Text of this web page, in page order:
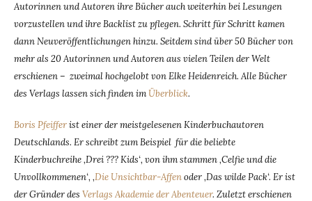
Autorinnen und Autoren ihre Bücher auch weiterhin bei Lesungen
vorzustellen und ihre Backlist zu pflegen. Schritt für Schritt kamen
dann Neuveröffentlichungen hinzu. Seitdem sind über 50 Bücher von
mehr als 20 Autorinnen und Autoren aus vielen Teilen der Welt
erschienen – zweimal hochgelobt von Elke Heidenreich. Alle Bücher
des Verlags lassen sich finden imÜberblick.
Boris Pfeifferist einer der meistgelesenen Kinderbuchautoren
Deutschlands. Er schreibt zum Beispiel für die beliebte
Kinderbuchreihe ‚Drei ??? Kids‘, von ihm stammen ‚Celfie und die
Unvollkommenen‘, ‚Die Unsichtbar-Affenoder ‚Das wilde Pack‘. Er ist
der Gründer des Verlags Akademie der Abenteuer. Zuletzt erschienen